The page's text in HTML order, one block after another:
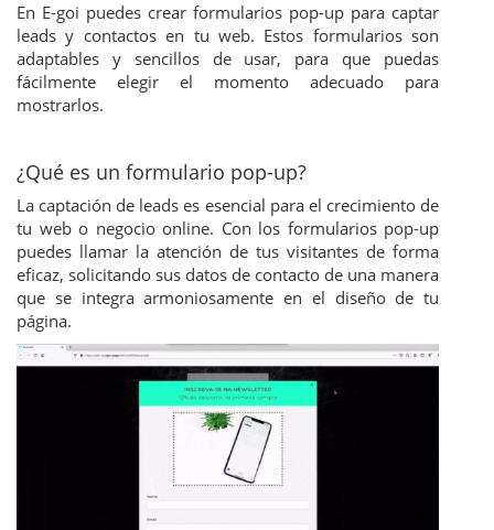
En E-goi puedes crear formularios pop-up para captar
leads y contactos en tu web. Estos formularios son
adaptables y sencillos de usar, para que puedas
fácilmente elegir el momento adecuado para
mostrarlos.
¿Qué es un formulario pop-up?
La captación de leads es esencial para el crecimiento de
tu web o negocio online. Con los formularios pop-up
puedes llamar la atención de tus visitantes de forma
eficaz, solicitando sus datos de contacto de una manera
que se integra armoniosamente en el diseño de tu
página.